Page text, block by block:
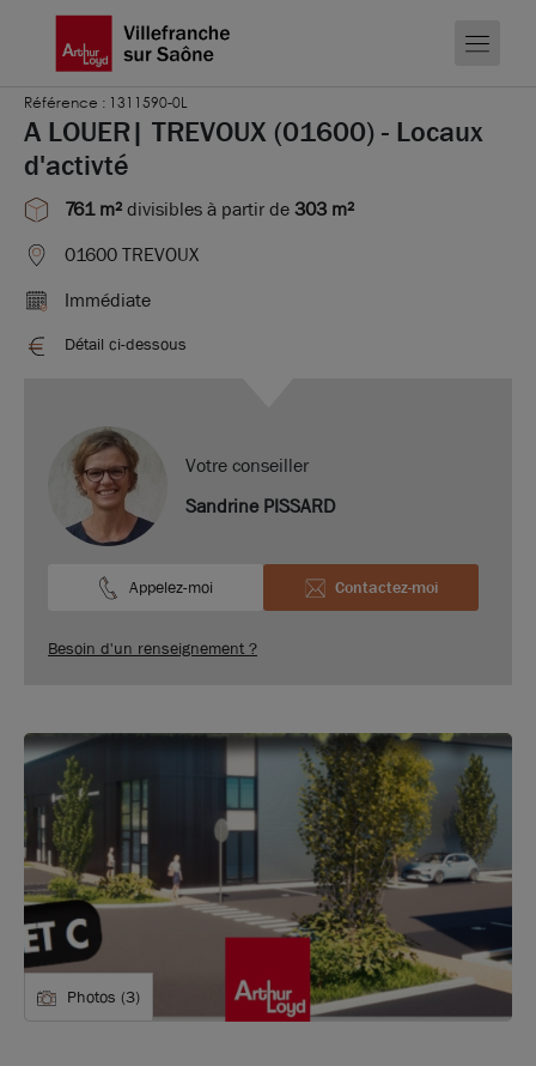
Référence : 1311590-0L
A LOUER| TREVOUX (01600) - Locaux
d'activté
761 m²divisibles à partir de303 m²
01600 TREVOUX
Immédiate
Détail ci-dessous
Votre conseiller
Sandrine PISSARD
Appelez-moi Contactez-moi
Besoin d'un renseignement ?
Photos (3)